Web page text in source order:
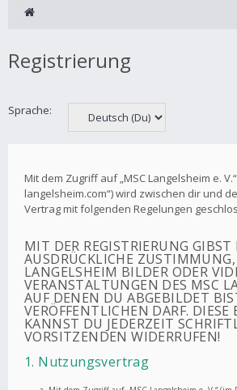
Registrierung
Sprache:
Mit dem Zugriff auf „MSC Langelsheim e.
langelsheim.com“) wird zwischen dir und
Vertrag mit folgenden Regelungen
MIT DER REGISTRIERUNG
AUSDRÜCKLICHE ZUSTIMMUNG,
LANGELSHEIM BILDER ODER
VERANSTALTUNGEN DES MSC
AUF DENEN DU ABGEBILDET
VERÖFFENTLICHEN DARF.
KANNST DU JEDERZEIT
VORSITZENDEN WIDERRUFEN!
1. Nutzungsvertrag